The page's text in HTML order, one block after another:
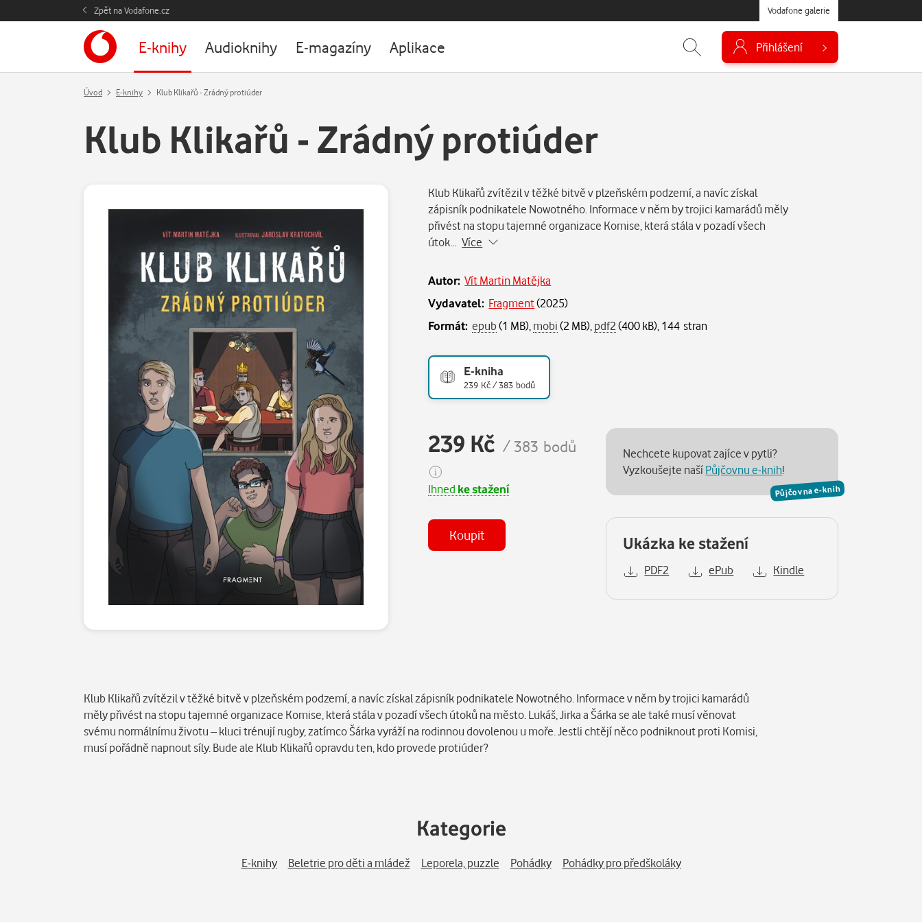
Zpět na Vodafone.cz Vodafone galerie
E-knihy Audioknihy E-magazíny Aplikace Přihlášení
Úvod E-knihy Klub Klikařů - Zrádný protiúder
Klub Klikařů - Zrádný protiúder
Klub Klikařů zvítězil v těžké bitvě v plzeňském podzemí, a navíc získal
zápisník podnikatele Nowotného. Informace v něm by trojici kamarádů měly
přivést na stopu tajemné organizace Komise, která stála v pozadí všech
útok…Více
Autor: Vít Martin Matějka
Vydavatel: Fragment(2025)
Formát: epub(1 MB), mobi(2 MB), pdf2(400 kB), 144 stran
E-kniha
239 Kč / 383 bodů
239 Kč / 383 bodů
Ihned ke stažení
Koupit
Půjčovna e-knih
Nechcete kupovat zajíce v pytli?
Vyzkoušejte našíPůjčovnu e-knih!
Ukázka ke stažení
PDF2 ePub Kindle
Klub Klikařů zvítězil v těžké bitvě v plzeňském podzemí, a navíc získal zápisník podnikatele Nowotného. Informace v něm by trojici kamarádů
měly přivést na stopu tajemné organizace Komise, která stála v pozadí všech útoků na město. Lukáš, Jirka a Šárka se ale také musí věnovat
svému normálnímu životu – kluci trénují rugby, zatímco Šárka vyráží na rodinnou dovolenou u moře. Jestli chtějí něco podniknout proti Komisi,
musí pořádně napnout síly. Bude ale Klub Klikařů opravdu ten, kdo provede protiúder?
Kategorie
E-knihy Beletrie pro děti a mládež Leporela, puzzle Pohádky Pohádky pro předškoláky